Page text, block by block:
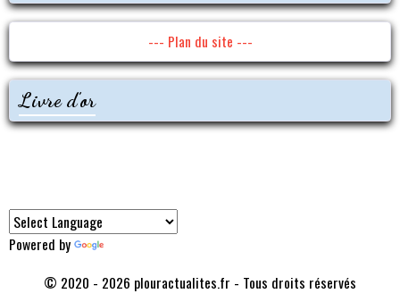
--- Plan du site ---
Livre d'or
Powered by
© 2020 - 2026 plouractualites.fr - Tous droits réservés